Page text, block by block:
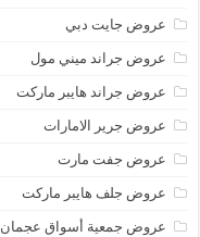
عروض جايت دبي
عروض جراند ميني مول
عروض جراند هايبر ماركت
عروض جرير الامارات
عروض جفت مارت
عروض جلف هايبر ماركت
عروض جمعية أسواق عجمان